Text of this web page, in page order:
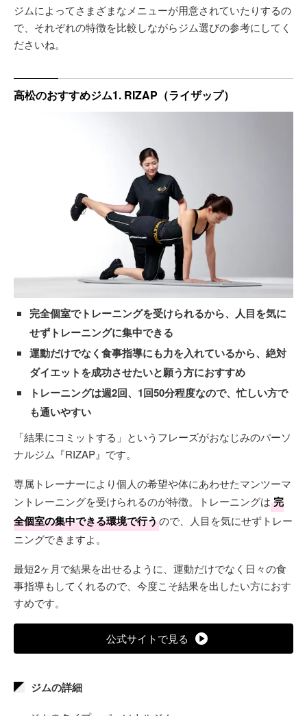
ジムによってさまざまなメニューが用意されていたりするの
で、それぞれの特徴を比較しながらジム選びの参考にしてく
ださいね。
高松のおすすめジム1. RIZAP（ライザップ）
完全個室でトレーニングを受けられるから、人目を気に
せずトレーニングに集中できる
運動だけでなく食事指導にも力を入れているから、絶対
ダイエットを成功させたいと願う方におすすめ
トレーニングは週2回、1回50分程度なので、忙しい方で
も通いやすい
「結果にコミットする」というフレーズがおなじみのパーソ
ナルジム『RIZAP』です。
専属トレーナーにより個人の希望や体にあわせたマンツーマ
ントレーニングを受けられるのが特徴。トレーニングは 完
全個室の集中できる環境で行うので、人目を気にせずトレー
ニングできますよ。
最短2ヶ月で結果を出せるように、運動だけでなく日々の食
事指導もしてくれるので、今度こそ結果を出したい方におす
すめです。
公式サイトで見る
ジムの詳細